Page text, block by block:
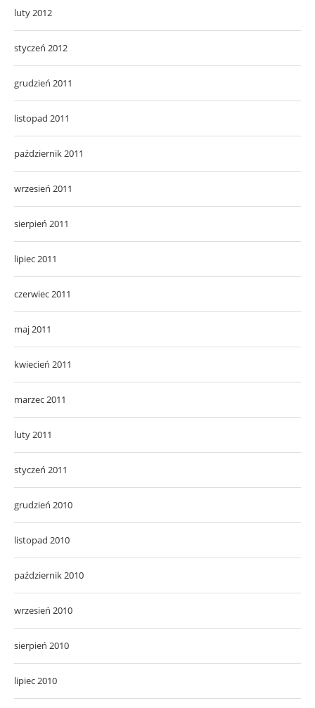
luty 2012
styczeń 2012
grudzień 2011
listopad 2011
październik 2011
wrzesień 2011
sierpień 2011
lipiec 2011
czerwiec 2011
maj 2011
kwiecień 2011
marzec 2011
luty 2011
styczeń 2011
grudzień 2010
listopad 2010
październik 2010
wrzesień 2010
sierpień 2010
lipiec 2010